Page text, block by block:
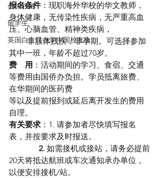
合作栏目
留学生
英国白金汉大学中国校友会
报名条件：现职海外华校的华文教师，
身体健康，无传染性疾病，无严重高血
压、心脑血管、精神类疾病，
         非肢体残疾，非孕期。可选择参加
其中一班，年龄不超过70岁。
费    用 ：活动期间的学习、食宿、交通
等费用由国侨办负担。学员抵离旅费、
在华期间的医药费
等以及提前报到或延后离开发生的费用
自理。
有关要求 ：1. 请参加者尽快填写报名
表，并按要求及时报送。
               2.
如需接机或接站，请务必提前
20天将抵达航班或车次通知承办单位，
以便安排接机/站。